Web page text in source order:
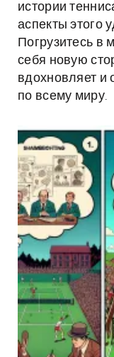
истории
аспекты этого
Погрузитесь в
себя новую
вдохновляет
по всему миру.